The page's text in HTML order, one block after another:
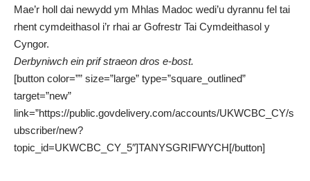
Mae’r holl dai newydd ym Mhlas Madoc wedi’u dyrannu fel tai
rhent cymdeithasol i’r rhai ar Gofrestr Tai Cymdeithasol y
Cyngor.
Derbyniwch ein prif straeon dros e-bost.
[button color=”” size=”large” type=”square_outlined”
target=”new”
link=”https://public.govdelivery.com/accounts/UKWCBC_CY/s
ubscriber/new?
topic_id=UKWCBC_CY_5″]TANYSGRIFWYCH[/button]